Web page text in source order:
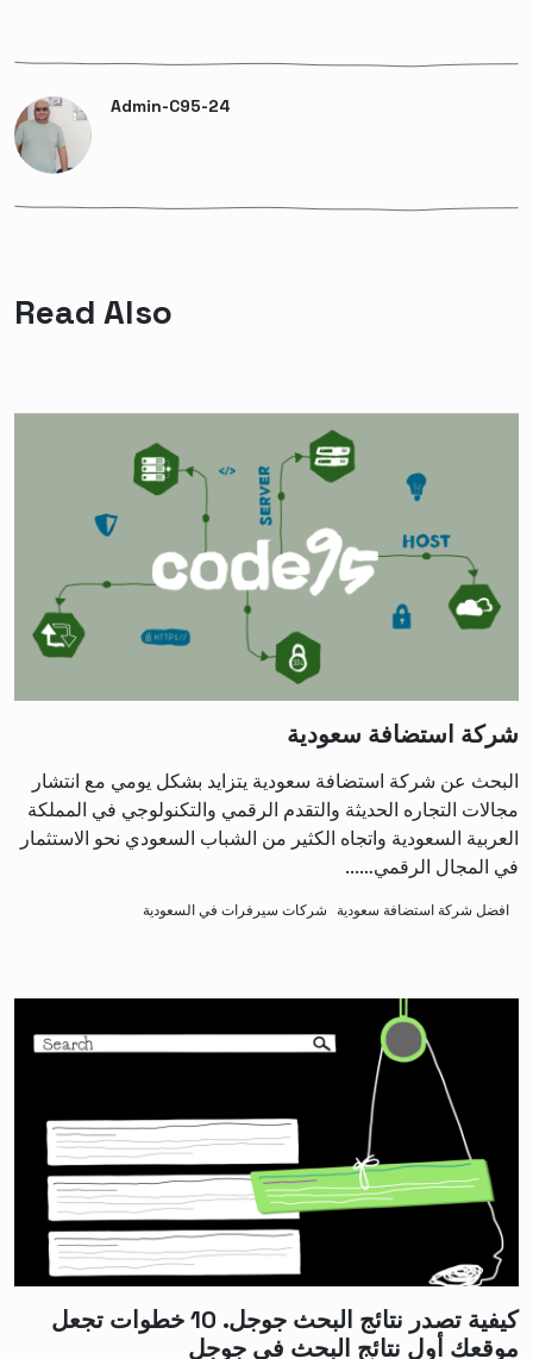
Admin-C95-24
Read Also
شركة استضافة سعودية
البحث عن شركة استضافة سعودية يتزايد بشكل يومي مع انتشار
مجالات التجاره الحديثة والتقدم الرقمي والتكنولوجي في المملكة
العربية السعودية واتجاه الكثير من الشباب السعودي نحو الاستثمار
في المجال الرقمي…...
افضل شركة استضافة سعودية شركات سيرفرات في السعودية
كيفية تصدر نتائج البحث جوجل. 10 خطوات تجعل
موقعك أول نتائج البحث في جوجل